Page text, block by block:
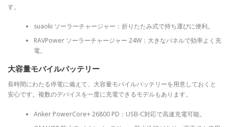
す。
suaoki ソーラーチャージャー：折りたたみ式で持ち運びに便利。
RAVPower ソーラーチャージャー 24W：大きなパネルで効率よく充
電。
大容量モバイルバッテリー
長時間にわたる停電に備えて、大容量モバイルバッテリーを用意しておくと
安心です。複数のデバイスを一度に充電できるモデルもあります。
Anker PowerCore+ 26800 PD：USB-C対応で高速充電可能。